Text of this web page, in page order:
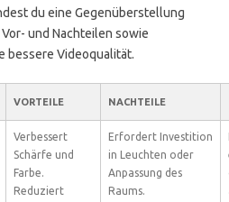
du eine Gegenüberstellung
und Nachteilen sowie
bessere Videoqualität.
VORTEILE NACHTEILE
Verbessert
Schärfe und
Farbe.
Reduziert
Erfordert Investition
in Leuchten oder
Anpassung des
Raums.